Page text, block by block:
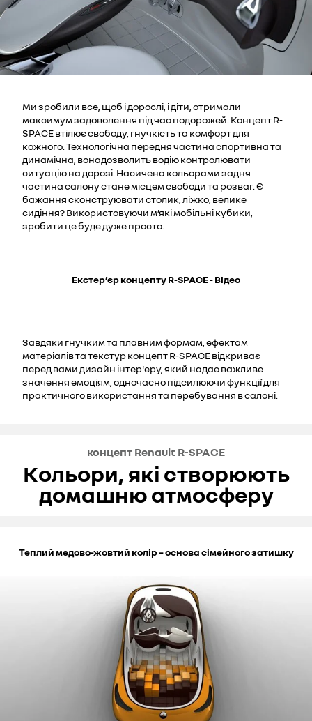
Ми зробили все, щоб і дорослі, і діти, отримали
максимум задоволення під час подорожей. Концепт R-
SPACE втілює свободу, гнучкість та комфорт для
кожного. Технологічна передня частина спортивна та
динамічна, вонадозволить водію контролювати
ситуацію на дорозі. Насичена кольорами задня
частина салону стане місцем свободи та розваг. Є
бажання сконструювати столик, ліжко, велике
сидіння? Використовуючи м’які мобільні кубики,
зробити це буде дуже просто.
Екстер’єр концепту R-SPACE - Відео
Завдяки гнучким та плавним формам, ефектам
матеріалів та текстур концепт R-SPACE відкриває
перед вами дизайн інтер'єру, який надає важливе
значення емоціям, одночасно підсилюючи функції для
практичного використання та перебування в салоні.
концепт Renault R-SPACE
Кольори, які створюють
домашню атмосферу
Теплий медово-жовтий колір – основа сімейного затишку